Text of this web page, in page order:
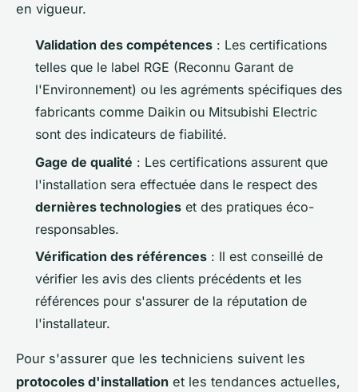
en vigueur.
Validation des compétences : Les certifications
telles que le label RGE (Reconnu Garant de
l'Environnement) ou les agréments spécifiques des
fabricants comme Daikin ou Mitsubishi Electric
sont des indicateurs de fiabilité.
Gage de qualité : Les certifications assurent que
l'installation sera effectuée dans le respect des
dernières technologies et des pratiques éco-
responsables.
Vérification des références : Il est conseillé de
vérifier les avis des clients précédents et les
références pour s'assurer de la réputation de
l'installateur.
Pour s'assurer que les techniciens suivent les
protocoles d'installation et les tendances actuelles,